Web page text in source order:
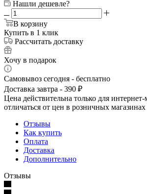
Нашли дешевле?
В корзину
Купить в 1 клик
Рассчитать доставку
Хочу в подарок
Самовывоз сегодня - бесплатно
Доставка завтра - 390 ₽
Цена действительна только для
отличаться от цен в розничных магазинах
Отзывы
Как купить
Оплата
Доставка
Дополнительно
Отзывы